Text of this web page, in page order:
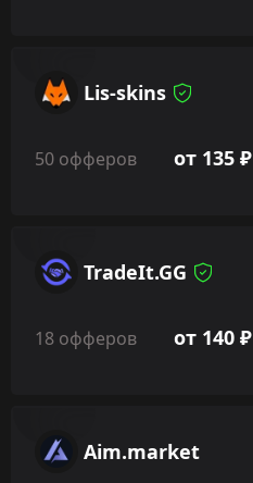
Lis-skins
50 офферов от 135 ₽
TradeIt.GG
18 офферов от 140 ₽
Aim.market